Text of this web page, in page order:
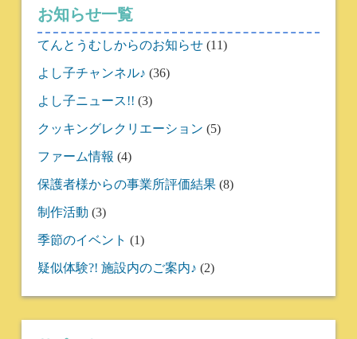
お知らせ一覧
てんとうむしからのお知らせ(11)
よし子チャンネル♪ (36)
よし子ニュース!! (3)
クッキングレクリエーション (5)
ファーム情報 (4)
保護者様からの事業所評価結果(8)
制作活動 (3)
季節のイベント (1)
疑似体験?! 施設内のご案内♪ (2)